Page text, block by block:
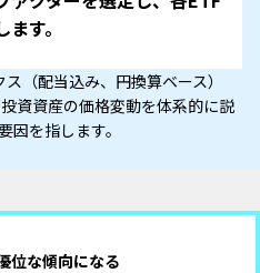
す。
（配当込み、円換算ベース）
資資産の価格変動を体系的に説
を指します。
位な傾向になる